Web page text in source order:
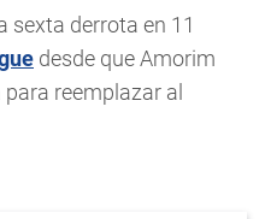
sexta derrota en 11
desde que Amorim
para reemplazar al